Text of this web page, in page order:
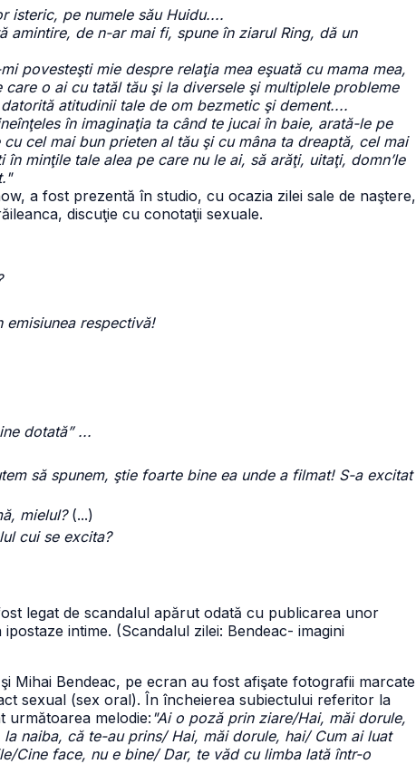
isteric, pe numele său Huidu....
de n-ar mai fi, spune în ziarul Ring, dă un
povesteşti mie despre relaţia mea eşuată cu mama mea,
o ai cu tatăl tău şi la diversele şi multiplele probleme
atitudinii tale de om bezmetic şi dement....
în imaginaţia ta când te jucai în baie, arată-le pe
cel mai bun prieten al tău şi cu mâna ta dreaptă, cel mai
minţile tale alea pe care nu le ai, să arăţi, uitaţi, domn’le
a fost prezentă în studio, cu ocazia zilei sale de naştere,
discuţie cu conotaţii sexuale.
emisiunea respectivă!
dotată” ...
să spunem, ştie foarte bine ea unde a filmat! S-a excitat
mielul?(...)
cui se excita?
legat de scandalul apărut odată cu publicarea unor
intime. (Scandalul zilei: Bendeac- imagini
Mihai Bendeac, pe ecran au fost afişate fotografii marcate
sexual (sex oral). În încheierea subiectului referitor la
următoarea melodie: "Ai o poză prin ziare/Hai, măi dorule,
naiba, că te-au prins/ Hai, măi dorule, hai/ Cum ai luat
Cine face, nu e bine/ Dar, te văd cu limba lată într-o